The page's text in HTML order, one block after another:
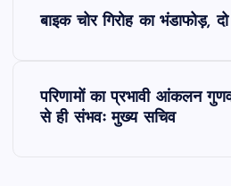
बाइक चोर गिरोह का भंडाफोड़, दो
परिणामों का प्रभावी आंकलन
से ही संभवः मुख्य सचिव